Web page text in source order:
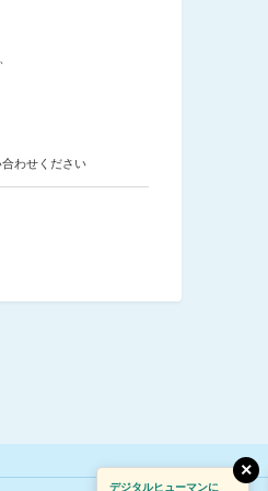
わせください
×
デジタルヒューマンに